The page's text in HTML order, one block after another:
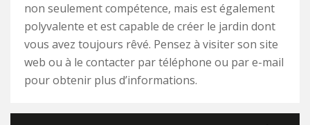
non seulement compétence, mais est également
polyvalente et est capable de créer le jardin dont
vous avez toujours rêvé. Pensez à visiter son site
web ou à le contacter par téléphone ou par e-mail
pour obtenir plus d’informations.